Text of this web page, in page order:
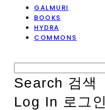
GALMURI
BOOKS
HYDRA
COMMONS
Search 검색
Log In 로그인